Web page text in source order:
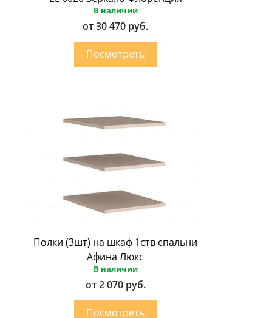
В наличии
от 30 470 руб.
Полки (3шт) на шкаф 1ств спальни
Афина Люкс
В наличии
от 2 070 руб.